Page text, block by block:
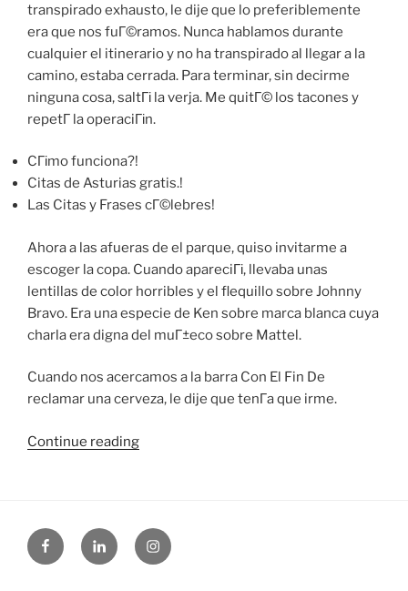
transpirado exhausto, le dije que lo preferiblemente
era que nos fuГ©ramos. Nunca hablamos durante
cualquier el itinerario y no ha transpirado al llegar a la
camino, estaba cerrada. Para terminar, sin decirme
ninguna cosa, saltГі la verja. Me quitГ© los tacones y
repetГ­ la operaciГіn.
CГіmo funciona?!
Citas de Asturias gratis.!
Las Citas y Frases cГ©lebres!
Ahora a las afueras de el parque, quiso invitarme a
escoger la copa. Cuando apareciГі, llevaba unas
lentillas de color horribles y el flequillo sobre Johnny
Bravo. Era una especie de Ken sobre marca blanca cuya
charla era digna del muГ±eco sobre Mattel.
Cuando nos acercamos a la barra Con El Fin De
reclamar una cerveza, le dije que tenГ­a que irme.
Continue reading“ConfesГі
a
quedar
FacebookLinked
in
Instagram